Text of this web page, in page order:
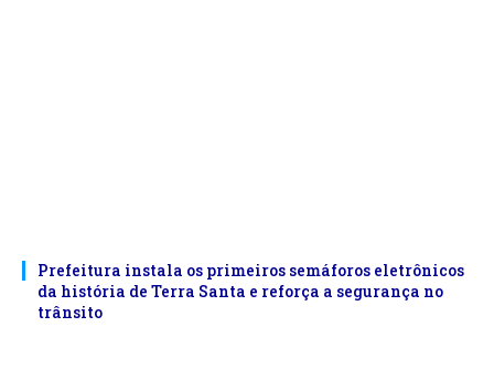
Prefeitura instala os primeiros semáforos eletrônicos
da história de Terra Santa e reforça a segurança no
trânsito